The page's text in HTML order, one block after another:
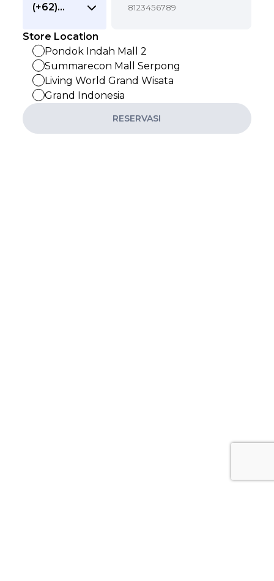
(+62)
Store Location
Pondok Indah Mall 2
Summarecon Mall Serpong
Living World Grand Wisata
Grand Indonesia
RESERVASI